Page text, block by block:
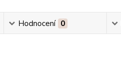
Hodnocení 0